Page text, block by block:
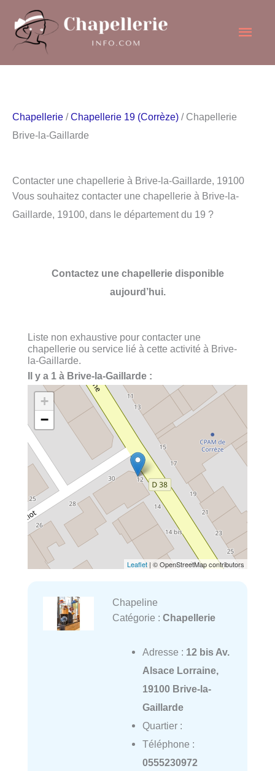
contenu
Chapellerie /Chapellerie 19 (Corrèze) / Chapellerie
Brive-la-Gaillarde
Contacter une chapellerie à Brive-la-Gaillarde, 19100
Vous souhaitez contacter une chapellerie à Brive-la-
Gaillarde, 19100, dans le département du 19 ?
Contactez une chapellerie disponible
aujourd’hui.
Liste non exhaustive pour contacter une
chapellerie ou service lié à cette activité à Brive-
la-Gaillarde.
Il y a 1 à Brive-la-Gaillarde :
+
−
Leaflet | © OpenStreetMap contributors
Chapeline
Catégorie : Chapellerie
Adresse : 12 bis Av.
Alsace Lorraine,
19100 Brive-la-
Gaillarde
Quartier :
Téléphone :
0555230972